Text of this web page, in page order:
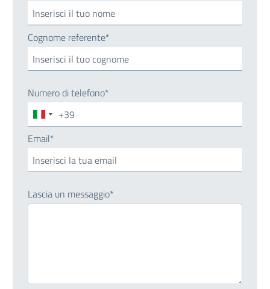
Cognome referente*
Numero di telefono*
Italia
+39
+39
Email*
Lascia un messaggio*